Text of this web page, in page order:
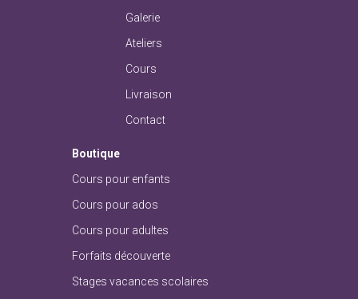
Galerie
Ateliers
Cours
Livraison
Contact
Boutique
Cours pour enfants
Cours pour ados
Cours pour adultes
Forfaits découverte
Stages vacances scolaires